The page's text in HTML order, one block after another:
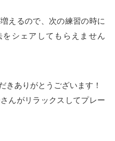
えるので、次の練習の時に
シェアしてもらえません
きありがとうございます！
んがリラックスしてプレー